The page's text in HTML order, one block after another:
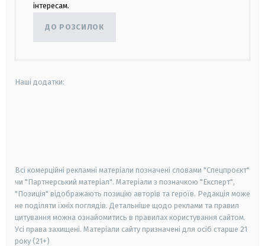
інтересам.
ДО РОЗСИЛОК
Наші додатки:
Всі комерційні рекламні матеріали позначені словами "Спецпроєкт"
чи "Партнерський матеріал". Матеріали з позначкою "Експерт",
"Позиція" відображають позицію авторів та героїв. Редакція може
не поділяти їхніх поглядів. Детальніше щодо реклами та правил
цитування можна ознайомитись в правилах користування сайтом.
Усі права захищені. Матеріали сайту призначені для осіб старше 21
року (21+)